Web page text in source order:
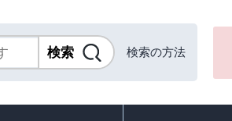
検索の方法